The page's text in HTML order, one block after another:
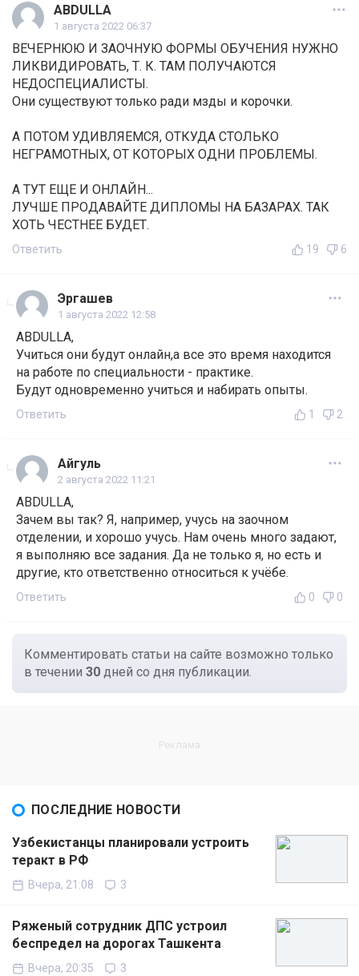
ABDULLA
1 августа 2022 06:37
ВЕЧЕРНЮЮ И ЗАОЧНУЮ ФОРМЫ ОБУЧЕНИЯ НУЖНО
ЛИКВИДИРОВАТЬ, Т. К. ТАМ ПОЛУЧАЮТСЯ
НЕДОСПЕЦИАЛИСТЫ.
Они существуют только ради мзды и корочки.
А ПОТОМ УДИВЛЯЕМСЯ, ОТКУДА СТОЛЬКО
НЕГРАМОТНЫХ, ОТ КОТОРЫХ ОДНИ ПРОБЛЕМЫ.
А ТУТ ЕЩЕ И ОНЛАЙН...
ЛУЧШЕ ПРОДАВАЙТЕ ДИПЛОМЫ НА БАЗАРАХ. ТАК
ХОТЬ ЧЕСТНЕЕ БУДЕТ.
Ответить 19 6
Эргашев
1 августа 2022 12:58
ABDULLA,
Учиться они будут онлайн,а все это время находится
на работе по специальности - практике.
Будут одновременно учиться и набирать опыты.
Ответить 1 2
Айгуль
2 августа 2022 11:21
ABDULLA,
Зачем вы так? Я, например, учусь на заочном
отделении, и хорошо учусь. Нам очень много задают,
я выполняю все задания. Да не только я, но есть и
другие, кто ответственно относиться к учёбе.
Ответить 0 0
Комментировать статьи на сайте возможно только
в течении 30 дней со дня публикации.
ПОСЛЕДНИЕ НОВОСТИ
Узбекистанцы планировали устроить
теракт в РФ
Вчера, 21:08 3
Ряженый сотрудник ДПС устроил
беспредел на дорогах Ташкента
Вчера, 20:35 3